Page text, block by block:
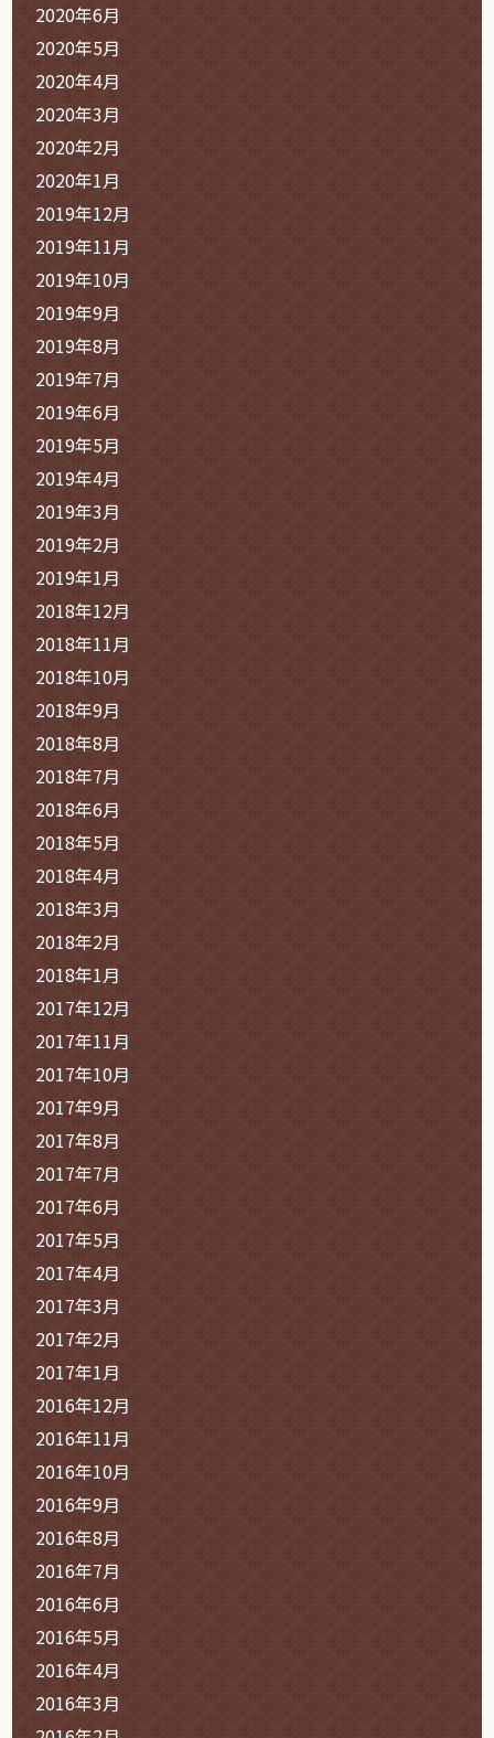
2020年6月
2020年5月
2020年4月
2020年3月
2020年2月
2020年1月
2019年12月
2019年11月
2019年10月
2019年9月
2019年8月
2019年7月
2019年6月
2019年5月
2019年4月
2019年3月
2019年2月
2019年1月
2018年12月
2018年11月
2018年10月
2018年9月
2018年8月
2018年7月
2018年6月
2018年5月
2018年4月
2018年3月
2018年2月
2018年1月
2017年12月
2017年11月
2017年10月
2017年9月
2017年8月
2017年7月
2017年6月
2017年5月
2017年4月
2017年3月
2017年2月
2017年1月
2016年12月
2016年11月
2016年10月
2016年9月
2016年8月
2016年7月
2016年6月
2016年5月
2016年4月
2016年3月